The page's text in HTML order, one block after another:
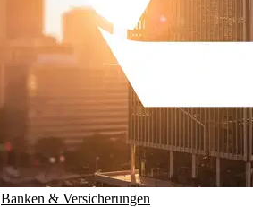
Banken & Versicherungen